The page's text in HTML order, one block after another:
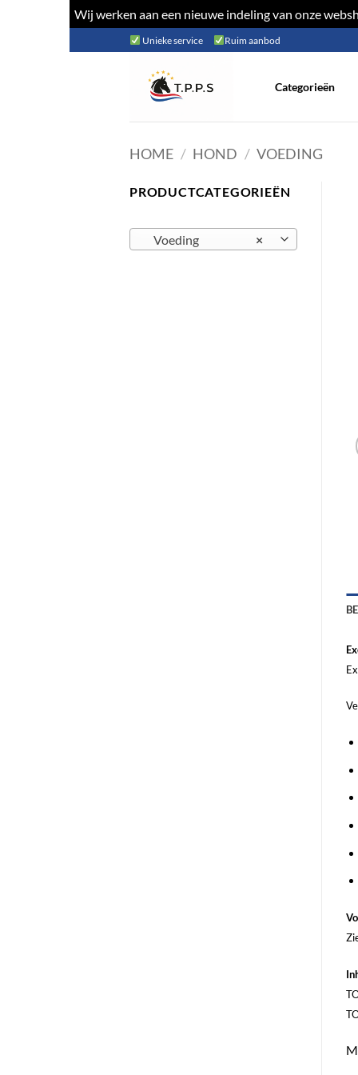
Wij werken aan een nieuwe indeling van onze
naar
Unieke service Ruim aanbod
Categorieën
HOME / HOND / VOEDING
PRODUCTCATEGORIEËN
×
Voeding